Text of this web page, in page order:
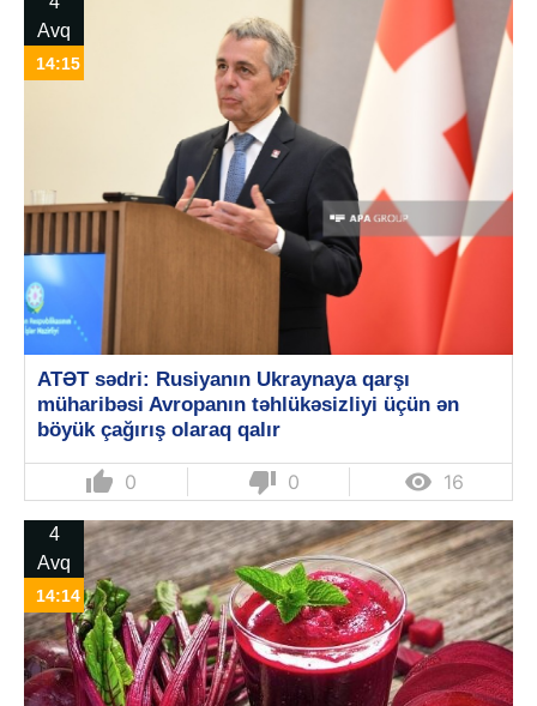
Avq
14:15
ATƏT sədri: Rusiyanın Ukraynaya qarşı
müharibəsi Avropanın təhlükəsizliyi üçün ən
böyük çağırış olaraq qalır
thumb_up 0 thumb_down 0  16
4
Avq
14:14